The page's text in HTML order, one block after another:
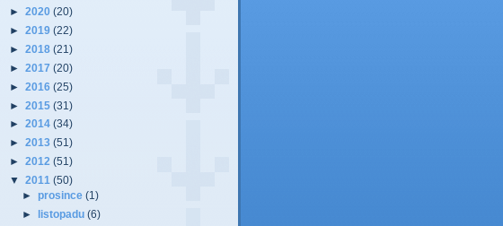
► 2020 (20)
► 2019 (22)
► 2018 (21)
► 2017 (20)
► 2016 (25)
► 2015 (31)
► 2014 (34)
► 2013 (51)
► 2012 (51)
▼ 2011 (50)
►prosince(1)
►
listopadu(6)